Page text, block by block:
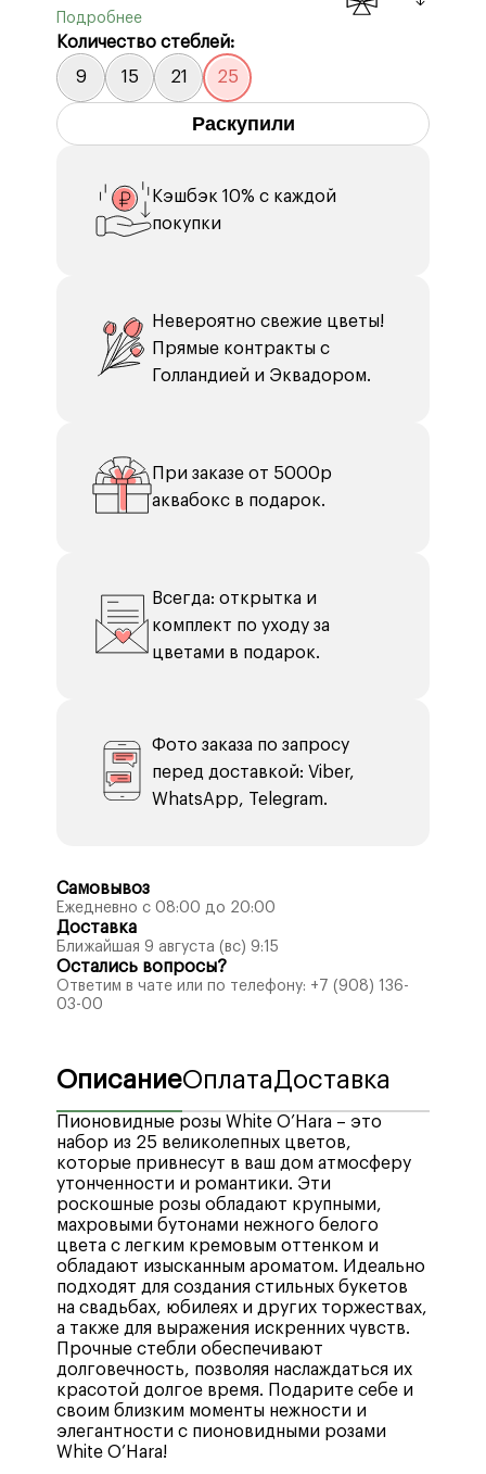
Бумага тишью 2 шт.
Количество стеблей:
9
15 21 25
Раскупили
Кэшбэк 10% с каждой
покупки
Невероятно свежие цветы!
Прямые контракты с
Голландией и Эквадором.
При заказе от 5000р
аквабокс в подарок.
Всегда: открытка и
комплект по уходу за
цветами в подарок.
Фото заказа по запросу
перед доставкой: Viber,
WhatsApp, Telegram.
Самовывоз
Ежедневно с 08:00 до 20:00
Доставка
Ближайшая 9 августа (вс) 9:15
Остались вопросы?
Ответим в чате или по телефону: +7 (908) 136-
03-00
ОписаниеОплата Доставка
Пионовидные розы White O’Hara – это
набор из 25 великолепных цветов,
которые привнесут в ваш дом атмосферу
утонченности и романтики. Эти
роскошные розы обладают крупными,
махровыми бутонами нежного белого
цвета с легким кремовым оттенком и
обладают изысканным ароматом. Идеально
подходят для создания стильных букетов
на свадьбах, юбилеях и других торжествах,
а также для выражения искренних чувств.
Прочные стебли обеспечивают
долговечность, позволяя наслаждаться их
красотой долгое время. Подарите себе и
своим близким моменты нежности и
элегантности с пионовидными розами
White O’Hara!